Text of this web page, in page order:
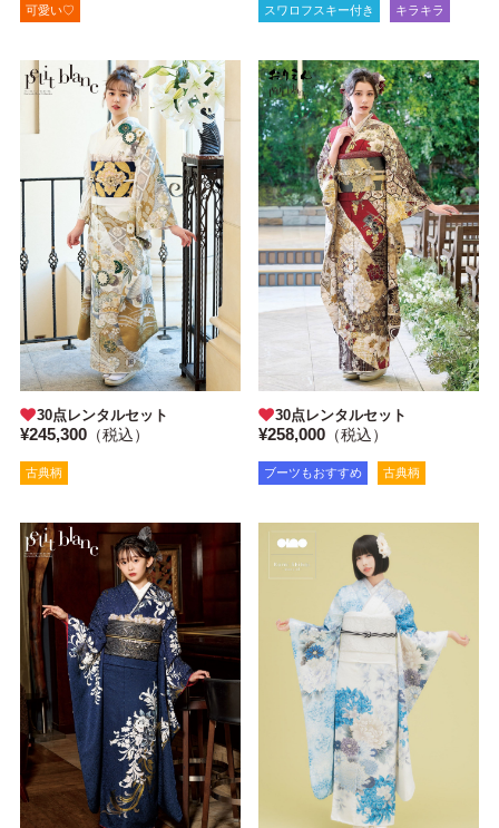
可愛い♡ スワロフスキー付き キラキラ
30点レンタルセット
¥245,300（税込）
古典柄
30点レンタルセット
¥258,000 （税込）
ブーツもおすすめ 古典柄